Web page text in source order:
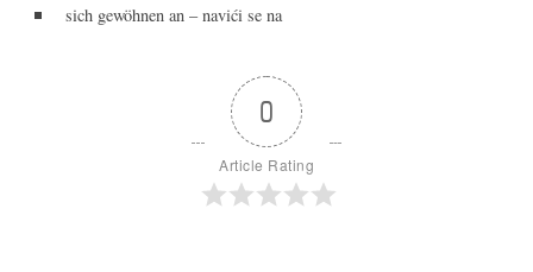
sich gewöhnen an – navići se na
0
Article Rating